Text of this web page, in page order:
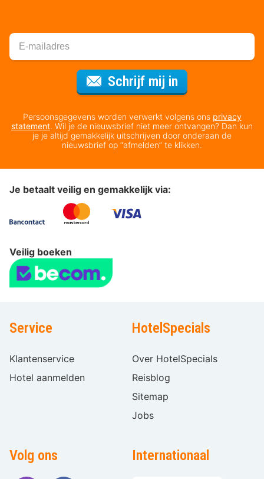
Schrijf mij in
Persoonsgegevens worden verwerkt volgens ons privacy
statement. Wil je de nieuwsbrief niet meer ontvangen? Dan kun
je je altijd gemakkelijk uitschrijven door onderaan de
nieuwsbrief op “afmelden” te klikken.
Je betaalt veilig en gemakkelijk via:
Veilig boeken
Service
Klantenservice
Hotel aanmelden
HotelSpecials
Over HotelSpecials
Reisblog
Sitemap
Jobs
Volg ons Internationaal